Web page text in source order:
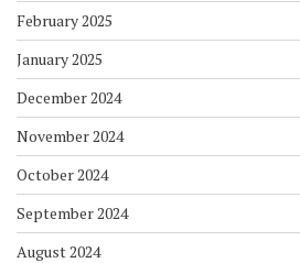
February 2025
January 2025
December 2024
November 2024
October 2024
September 2024
August 2024